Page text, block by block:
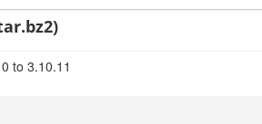
to 3.10.11